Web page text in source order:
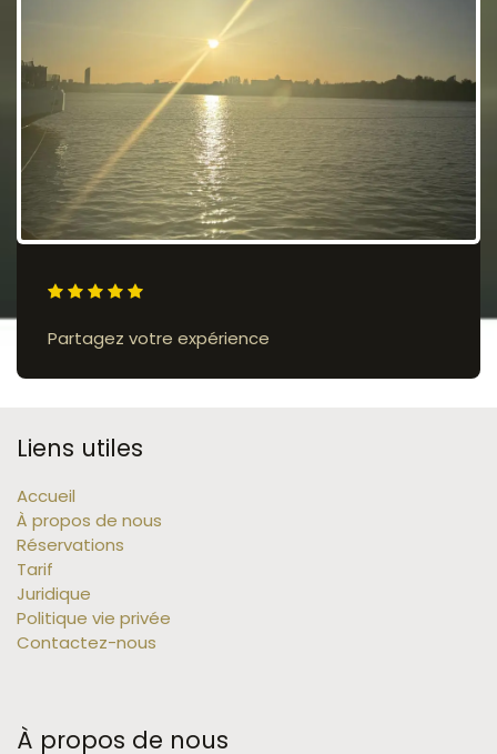
Partagez votre expérience
Liens utiles
Accueil
À propos de nous
Réservations
Tarif
Juridique
Politique vie privée
Contactez-nous
À propos de nous